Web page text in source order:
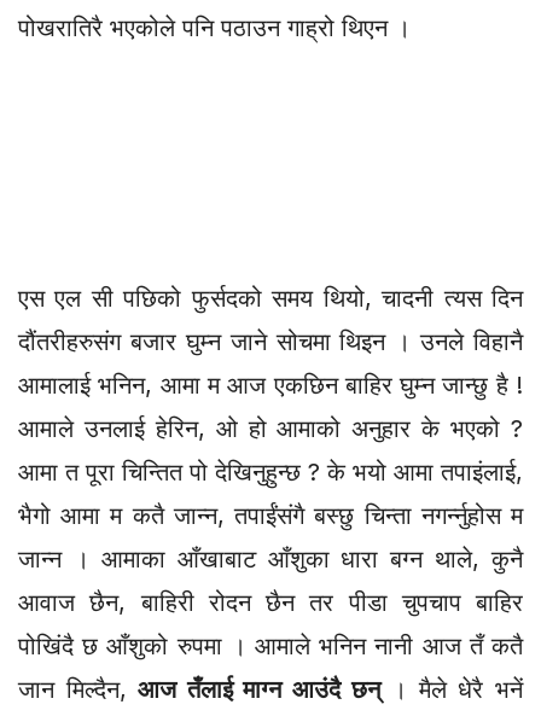
पोखरातिरै भएकोले पनि पठाउन गाह्रो थिएन ।
एस एल सी पछिको फुर्सदको समय थियो, चादनी त्यस दिन
दौंतरीहरुसंग बजार घुम्न जाने सोचमा थिइन । उनले विहानै
आमालाई भनिन, आमा म आज एकछिन बाहिर घुम्न जान्छु है !
आमाले उनलाई हेरिन, ओ हो आमाको अनुहार के भएको ?
आमा त पूरा चिन्तित पो देखिनुहुन्छ ? के भयो आमा तपाइंलाई,
भैगो आमा म कतै जान्न, तपाईंसंगै बस्छु चिन्ता नगर्न्नुहोस म
जान्न । आमाका आँखाबाट आँशुका धारा बग्न थाले, कुनै
आवाज छैन, बाहिरी रोदन छैन तर पीडा चुपचाप बाहिर
पोखिंदै छ आँशुको रुपमा । आमाले भनिन नानी आज तँ कतै
जान मिल्दैन,आज तँलाई माग्न आउंदै छन्। मैले धेरै भनें